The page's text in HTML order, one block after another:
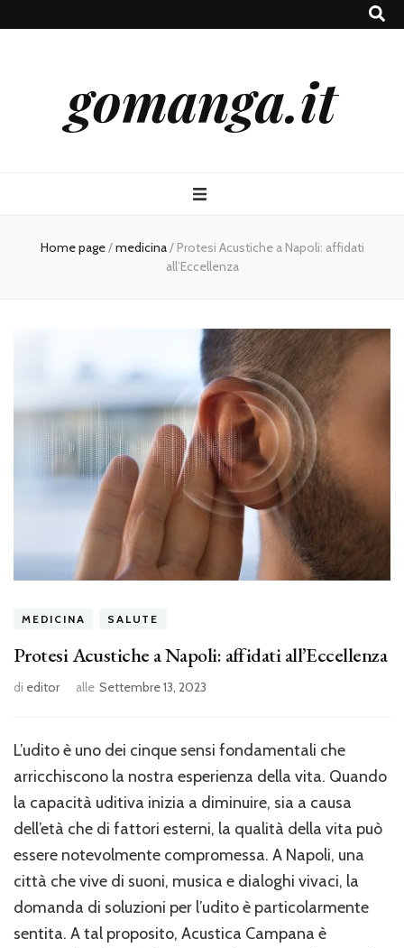
gomanga.it
Home page/medicina/ Protesi Acustiche a Napoli: affidati
all’Eccellenza
MEDICINA SALUTE
Protesi Acustiche a Napoli: affidati all’Eccellenza
di editor alle Settembre 13, 2023
L’udito è uno dei cinque sensi fondamentali che
arricchiscono la nostra esperienza della vita. Quando
la capacità uditiva inizia a diminuire, sia a causa
dell’età che di fattori esterni, la qualità della vita può
essere notevolmente compromessa. A Napoli, una
città che vive di suoni, musica e dialoghi vivaci, la
domanda di soluzioni per l’udito è particolarmente
sentita. A tal proposito, Acustica Campana è